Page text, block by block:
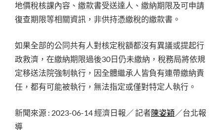
地價稅核課內容、繳款書受送達人、繳納期限及可申請
復查期限等相關資訊，非供持憑繳稅的繳款書。
如果全部的公同共有人對核定稅額都沒有異議或提起行
政救濟，在繳納期限過後30日仍未繳納，稅務局將依規
定移送法院強制執行，因全體繼承人皆負有連帶繳納責
任，都有可能被執行，無法指定或僅對特定人執行。
新聞來源 : 2023-06-14 經濟日報／ 記者陳姿穎／台北報
導